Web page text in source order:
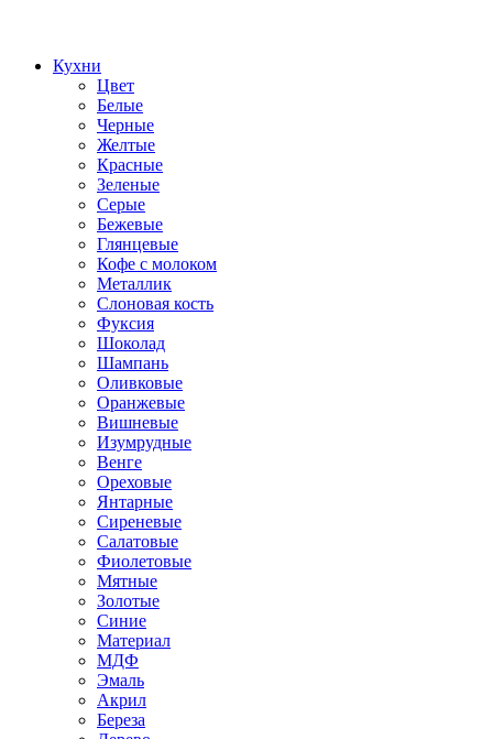
Кухни
Цвет
Белые
Черные
Желтые
Красные
Зеленые
Серые
Бежевые
Глянцевые
Кофе с молоком
Металлик
Слоновая кость
Фуксия
Шоколад
Шампань
Оливковые
Оранжевые
Вишневые
Изумрудные
Венге
Ореховые
Янтарные
Сиреневые
Салатовые
Фиолетовые
Мятные
Золотые
Синие
Материал
МДФ
Эмаль
Акрил
Береза